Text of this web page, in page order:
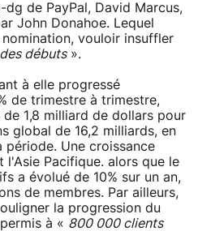
dg de PayPal, David Marcus,
John Donahoe. Lequel
vouloir insuffler
débuts».
à elle progressé
de trimestre à trimestre,
1,8 milliard de dollars pour
global de 16,2 milliards, en
période. Une croissance
l'Asie Pacifique. alors que le
a évolué de 10% sur un an,
de membres. Par ailleurs,
la progression du
à « 800 000 clients